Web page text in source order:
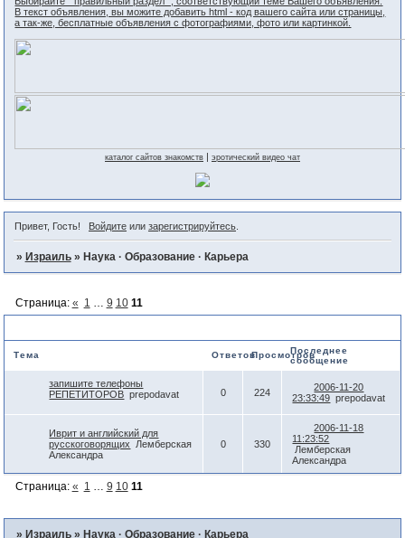
В текст объявления, вы можите добавить html - код вашего сайта или страницы,
а так-же, бесплатные объявления с фотографиями, фото или картинкой.
каталог сайтов знакомств эротический видео чат
Привет, Гость! Войдитеили зарегистрируйтесь.
» Израиль » Наука · Образование · Карьера
Страница: « 1 9 10 11
Тема ОтветовПросмотровПоследнее
сообщение
запишите телефоны
РЕПЕТИТОРОВ prepodavat 0 224
2006-11-20
23:33:49 prepodavat
Иврит и английский для
русскоговорящих
Лемберская
Александра
0 330
2006-11-18
11:23:52
Лемберская
Александра
Страница: « 1 … 9 10 11
» Израиль » Наука · Образование · Карьера